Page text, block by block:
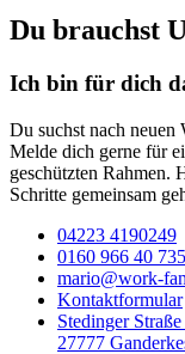
Du brauchst
Ich bin für dich
Du suchst nach neuen
Melde dich gerne für
geschützten Rahmen.
Schritte gemeinsam
04223 4190249
0160 966 40 735
mario@work-
Kontaktformular
Stedinger
27777